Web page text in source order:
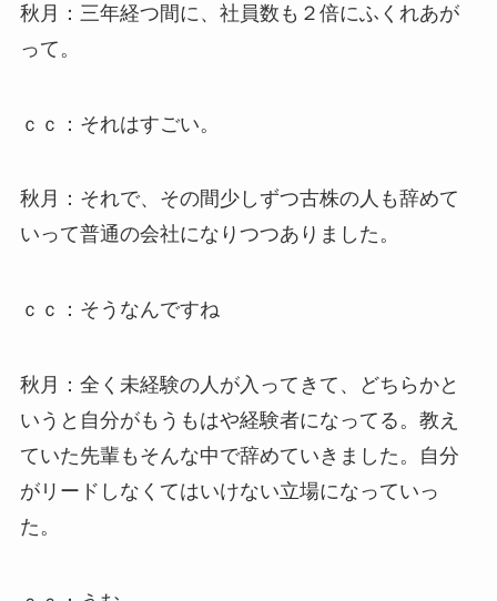
秋月：三年経つ間に、社員数も２倍にふくれあが
って。
ｃｃ：それはすごい。
秋月：それで、その間少しずつ古株の人も辞めて
いって普通の会社になりつつありました。
ｃｃ：そうなんですね
秋月：全く未経験の人が入ってきて、どちらかと
いうと自分がもうもはや経験者になってる。教え
ていた先輩もそんな中で辞めていきました。自分
がリードしなくてはいけない立場になっていっ
た。